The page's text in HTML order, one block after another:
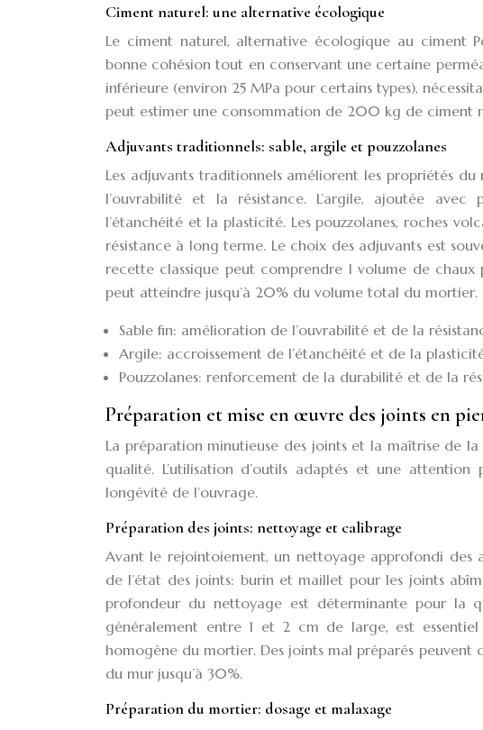
Ciment naturel: une alternative écologique
Le ciment naturel, alternative écologique au ciment
bonne cohésion tout en conservant une certaine
inférieure (environ 25 MPa pour certains types),
peut estimer une consommation de 200 kg de ciment
Adjuvants traditionnels: sable, argile et pouzzolanes
Les adjuvants traditionnels améliorent les propriétés
l’ouvrabilité et la résistance. L’argile, ajoutée
l’étanchéité et la plasticité. Les pouzzolanes, roches
résistance à long terme. Le choix des adjuvants est
recette classique peut comprendre 1 volume de chaux
peut atteindre jusqu’à 20% du volume total du mortier.
Sable fin: amélioration de l’ouvrabilité et de la
Argile: accroissement de l’étanchéité et de la
Pouzzolanes: renforcement de la durabilité et de la
Préparation et mise en œuvre des joints en
La préparation minutieuse des joints et la maîtrise de
qualité. L’utilisation d’outils adaptés et une
longévité de l’ouvrage.
Préparation des joints: nettoyage et calibrage
Avant le rejointoiement, un nettoyage approfondi des
de l’état des joints: burin et maillet pour les joints
profondeur du nettoyage est déterminante pour la
généralement entre 1 et 2 cm de large, est
homogène du mortier. Des joints mal préparés peuvent
du mur jusqu’à 30%.
Préparation du mortier: dosage et malaxage